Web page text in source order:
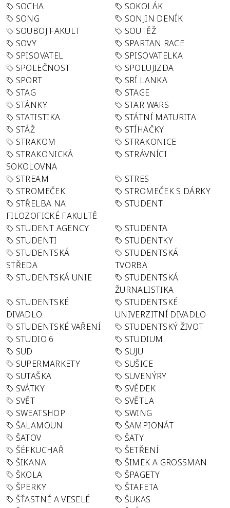
SOCHA
SOKOLÁK
SONG
SONJIN DENÍK
SOUBOJ FAKULT
SOUTĚŽ
SOVY
SPARTAN RACE
SPISOVATEL
SPISOVATELKA
SPOLEČNOST
SPOLUJIZDA
SPORT
SRÍ LANKA
STAG
STAGE
STÁNKY
STAR WARS
STATISTIKA
STÁTNÍ MATURITA
STÁŽ
STÍHAČKY
STRAKOM
STRAKONICE
STRAKONICKÁ
SOKOLOVNA
STRÁVNÍCI
STREAM
STRES
STROMEČEK
STROMEČEK S DÁRKY
STŘELBA NA
FILOZOFICKÉ FAKULTĚ
STUDENT
STUDENT AGENCY
STUDENTA
STUDENTI
STUDENTKY
STUDENTSKÁ
STŘEDA
STUDENTSKÁ
TVORBA
STUDENTSKÁ UNIE
STUDENTSKÁ
ŽURNALISTIKA
STUDENTSKÉ
DIVADLO
STUDENTSKÉ
UNIVERZITNÍ DIVADLO
STUDENTSKÉ VAŘENÍ
STUDENTSKÝ ŽIVOT
STUDIO 6
STUDIUM
SUD
SUJU
SUPERMARKETY
SUŠICE
SUTAŠKA
SUVENÝRY
SVÁTKY
SVĚDEK
SVĚT
SVĚTLA
SWEATSHOP
SWING
ŠALAMOUN
ŠAMPIONÁT
ŠATOV
ŠATY
ŠÉFKUCHAŘ
ŠETŘENÍ
ŠIKANA
ŠIMEK A GROSSMAN
ŠKOLA
ŠPAGETY
ŠPERKY
ŠTAFETA
ŠŤASTNÉ A VESELÉ
ŠUKAS